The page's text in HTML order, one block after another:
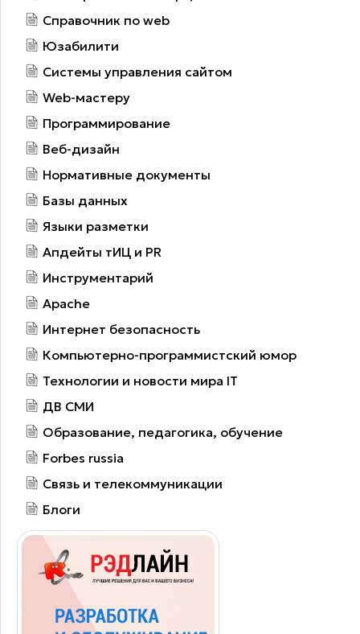
Справочник по web
Юзабилити
Системы управления сайтом
Web-мастеру
Программирование
Веб-дизайн
Нормативные документы
Базы данных
Языки разметки
Апдейты тИЦ и PR
Инструментарий
Apache
Интернет безопасность
Компьютерно-программистский юмор
Технологии и новости мира IT
ДВ СМИ
Образование, педагогика, обучение
Forbes russia
Связь и телекоммуникации
Блоги